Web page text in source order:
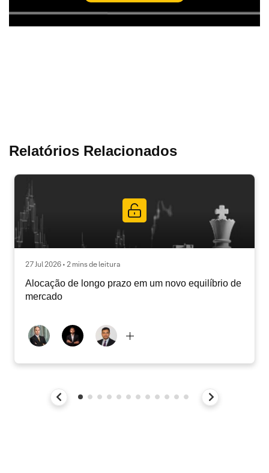
Relatórios Relacionados
27 Jul 2026 • 2 mins de leitura
Alocação de longo prazo em um novo equilíbrio de
mercado